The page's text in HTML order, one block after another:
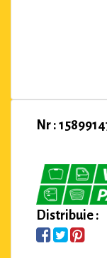
Nr :
Distribuie :